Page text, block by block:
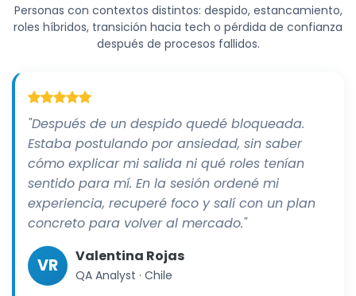
Personas con contextos distintos: despido, estancamiento,
roles híbridos, transición hacia tech o pérdida de confianza
después de procesos fallidos.
"Después de un despido quedé bloqueada.
Estaba postulando por ansiedad, sin saber
cómo explicar mi salida ni qué roles tenían
sentido para mí. En la sesión ordené mi
experiencia, recuperé foco y salí con un plan
concreto para volver al mercado."
VR Valentina Rojas
QA Analyst · Chile